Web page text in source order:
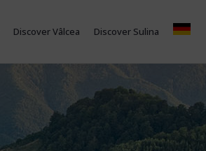
Discover Vâlcea Discover Sulina